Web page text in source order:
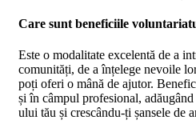
Care sunt beneficiile
Este o modalitate excelentă de a
comunități, de a înțelege nevoile
poți oferi o mână de ajutor.
și în câmpul profesional,
ului tău și crescându-ți șansele de